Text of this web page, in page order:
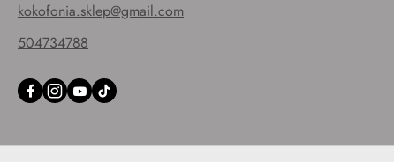
kokofonia.sklep@gmail.com
504734788